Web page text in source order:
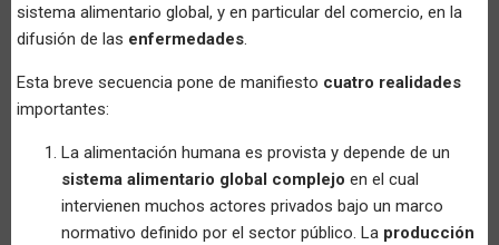
sistema alimentario global, y en particular del comercio, en la
difusión de las enfermedades.
Esta breve secuencia pone de manifiesto cuatro realidades
importantes:
La alimentación humana es provista y depende de un
sistema alimentario global complejo en el cual
intervienen muchos actores privados bajo un marco
normativo definido por el sector público. La producción